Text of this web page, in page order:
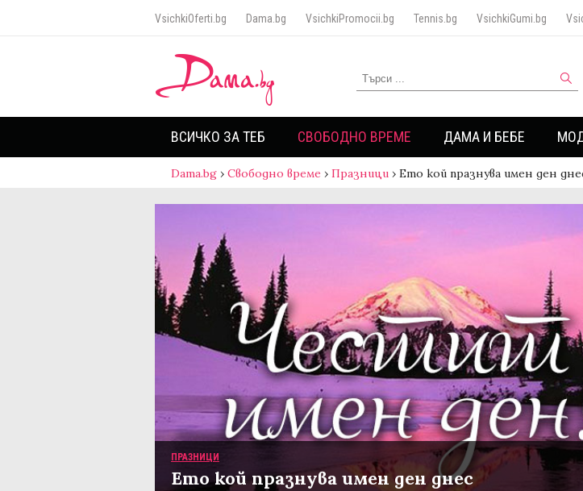
VsichkiOferti.bg Dama.bg VsichkiPromocii.bg Tennis.bg VsichkiGumi.bg
ВСИЧКО ЗА ТЕБ СВОБОДНО ВРЕМЕ ДАМА И БЕБЕ
Dama.bg › Свободно време › Празници › Ето кой празнува имен ден
ПРАЗНИЦИ
Ето кой празнува имен ден днес